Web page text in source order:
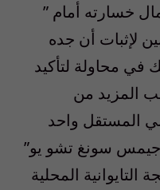
خسارته أمام ”
لإثبات أن جده
في محاولة لتأكيد
المزيد من
المستقل واحد
جيمس سونغ تشو يو”
المحلية